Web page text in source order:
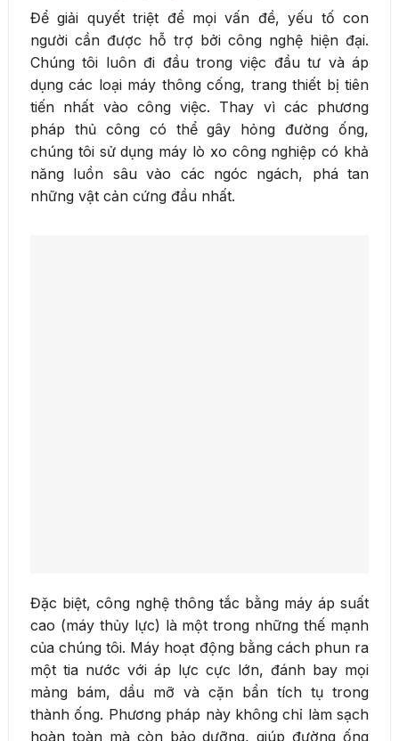
Để giải quyết triệt để mọi vấn đề, yếu tố con
người cần được hỗ trợ bởi công nghệ hiện đại.
Chúng tôi luôn đi đầu trong việc đầu tư và áp
dụng các loại máy thông cống, trang thiết bị tiên
tiến nhất vào công việc. Thay vì các phương
pháp thủ công có thể gây hỏng đường ống,
chúng tôi sử dụng máy lò xo công nghiệp có khả
năng luồn sâu vào các ngóc ngách, phá tan
những vật cản cứng đầu nhất.
Đặc biệt, công nghệ thông tắc bằng máy áp suất
cao (máy thủy lực) là một trong những thế mạnh
của chúng tôi. Máy hoạt động bằng cách phun ra
một tia nước với áp lực cực lớn, đánh bay mọi
mảng bám, dầu mỡ và cặn bẩn tích tụ trong
thành ống. Phương pháp này không chỉ làm sạch
hoàn toàn mà còn bảo dưỡng, giúp đường ống